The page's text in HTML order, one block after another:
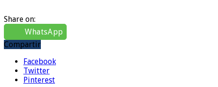
Share on:
WhatsApp
Compartir
Facebook
Twitter
Pinterest